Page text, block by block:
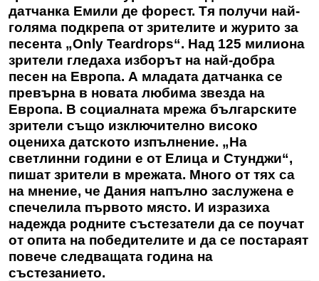
датчанка Емили де форест. Тя получи най-
голяма подкрепа от зрителите и журито за
песента „Only Teardrops“. Над 125 милиона
зрители гледаха изборът на най-добра
песен на Европа. А младата датчанка се
превърна в новата любима звезда на
Европа. В социалната мрежа българските
зрители също изключително високо
оцениха датското изпълнение. „На
светлинни години е от Елица и Стунджи“,
пишат зрители в мрежата. Много от тях са
на мнение, че Дания напълно заслужена е
спечелила първото място. И изразиха
надежда родните състезатели да се поучат
от опита на победителите и да се постараят
повече следващата година на
състезанието.